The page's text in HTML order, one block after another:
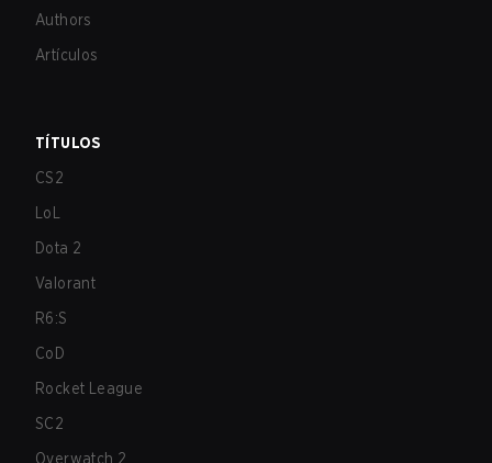
Authors
Artículos
TÍTULOS
CS2
LoL
Dota 2
Valorant
R6:S
CoD
Rocket League
SC2
Overwatch 2